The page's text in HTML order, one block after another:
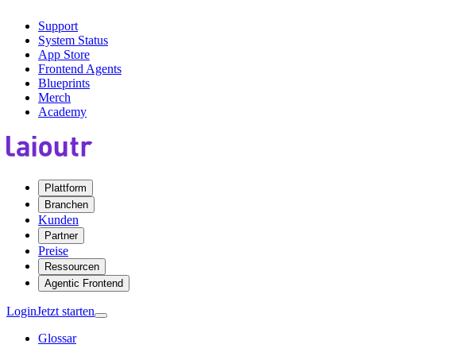
Support
System Status
App Store
Frontend Agents
Blueprints
Merch
Academy
Plattform
Branchen
Kunden
Partner
Preise
Ressourcen
Agentic Frontend
LoginJetzt starten
Glossar